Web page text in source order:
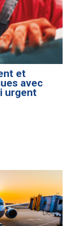
et
avec
urgent